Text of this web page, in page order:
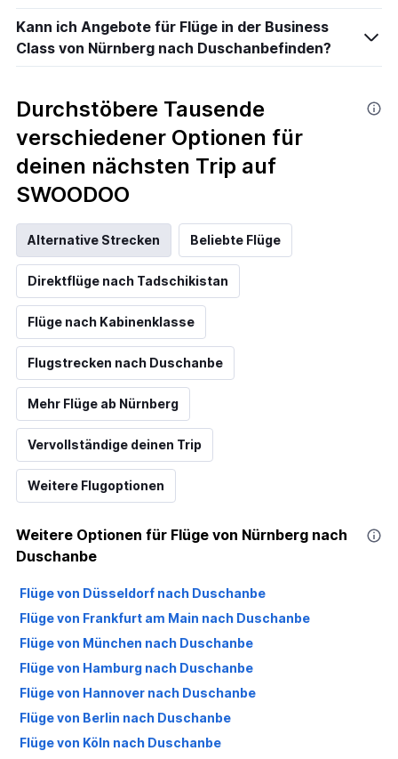
Kann ich Angebote für Flüge in der Business
Class von Nürnberg nach Duschanbefinden?
Durchstöbere Tausende
verschiedener Optionen für
deinen nächsten Trip auf
SWOODOO
Alternative Strecken Beliebte Flüge
Direktflüge nach Tadschikistan
Flüge nach Kabinenklasse
Flugstrecken nach Duschanbe
Mehr Flüge ab Nürnberg
Vervollständige deinen Trip
Weitere Flugoptionen
Weitere Optionen für Flüge von Nürnberg nach
Duschanbe
Flüge von Düsseldorf nach Duschanbe
Flüge von Frankfurt am Main nach Duschanbe
Flüge von München nach Duschanbe
Flüge von Hamburg nach Duschanbe
Flüge von Hannover nach Duschanbe
Flüge von Berlin nach Duschanbe
Flüge von Köln nach Duschanbe